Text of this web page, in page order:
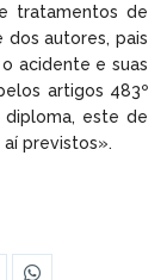
tratamentos de
autores, pais
acidente e suas
artigos 483º
este de
previstos».